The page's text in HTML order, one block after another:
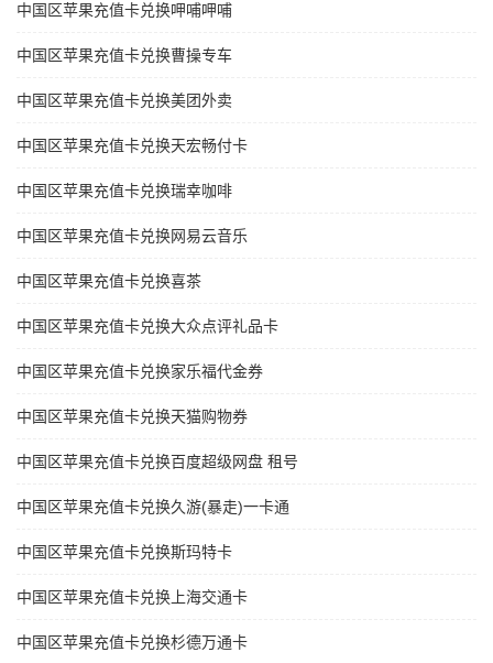
中国区苹果充值卡兑换呷哺呷哺
中国区苹果充值卡兑换曹操专车
中国区苹果充值卡兑换美团外卖
中国区苹果充值卡兑换天宏畅付卡
中国区苹果充值卡兑换瑞幸咖啡
中国区苹果充值卡兑换网易云音乐
中国区苹果充值卡兑换喜茶
中国区苹果充值卡兑换大众点评礼品卡
中国区苹果充值卡兑换家乐福代金券
中国区苹果充值卡兑换天猫购物券
中国区苹果充值卡兑换百度超级网盘 租号
中国区苹果充值卡兑换久游(暴走)一卡通
中国区苹果充值卡兑换斯玛特卡
中国区苹果充值卡兑换上海交通卡
中国区苹果充值卡兑换杉德万通卡